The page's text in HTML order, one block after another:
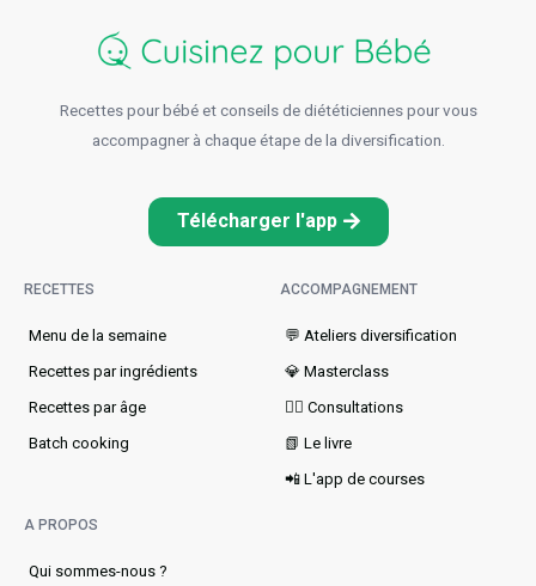
Recettes pour bébé et conseils de diététiciennes pour vous
accompagner à chaque étape de la diversification.
Télécharger l'app
RECETTES
Menu de la semaine​
Recettes par ingrédients
Recettes par âge
Batch cooking
ACCOMPAGNEMENT
💬 Ateliers diversification
💎 Masterclass
👩‍⚕️ Consultations
📗 Le livre
📲 L'app de courses
A PROPOS
Qui sommes-nous ?